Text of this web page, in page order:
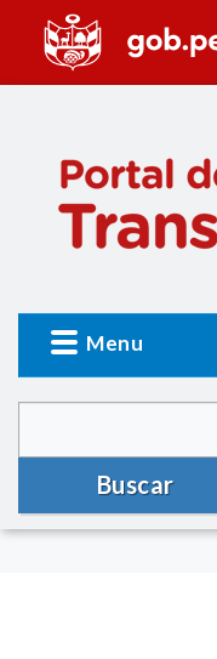
Menu
Buscar